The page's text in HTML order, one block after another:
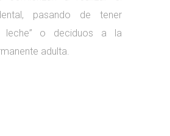
pasando de tener
leche” o deciduos a la
adulta.